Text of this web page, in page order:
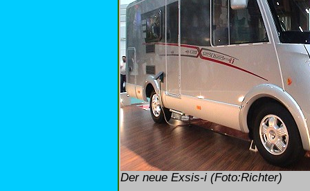
Der neue Exsis-i (Foto:Richter)